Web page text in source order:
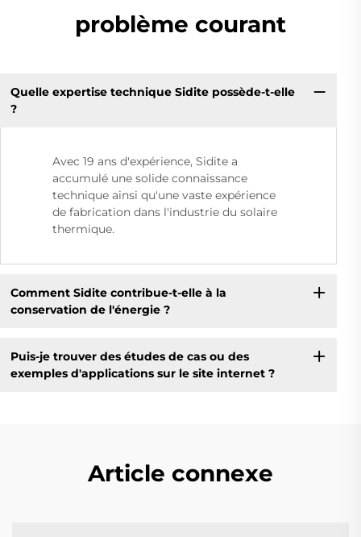
problème courant
Quelle expertise technique Sidite possède-t-elle
?
Avec 19 ans d'expérience, Sidite a
accumulé une solide connaissance
technique ainsi qu'une vaste expérience
de fabrication dans l'industrie du solaire
thermique.
Comment Sidite contribue-t-elle à la
conservation de l'énergie ?
Puis-je trouver des études de cas ou des
exemples d'applications sur le site internet ?
Article connexe